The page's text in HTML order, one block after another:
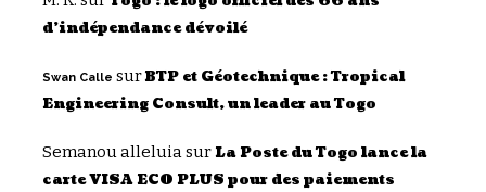
d’indépendance dévoilé
Swan Calle surBTP et Géotechnique : Tropical
Engineering Consult, un leader au Togo
Semanou alleluiasurLa Poste du Togo lance la
carte VISA ECO PLUS pour des paiements